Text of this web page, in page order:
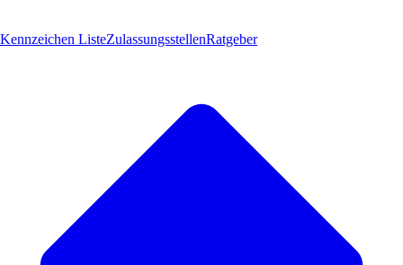
Kennzeichen ListeZulassungsstellenRatgeber